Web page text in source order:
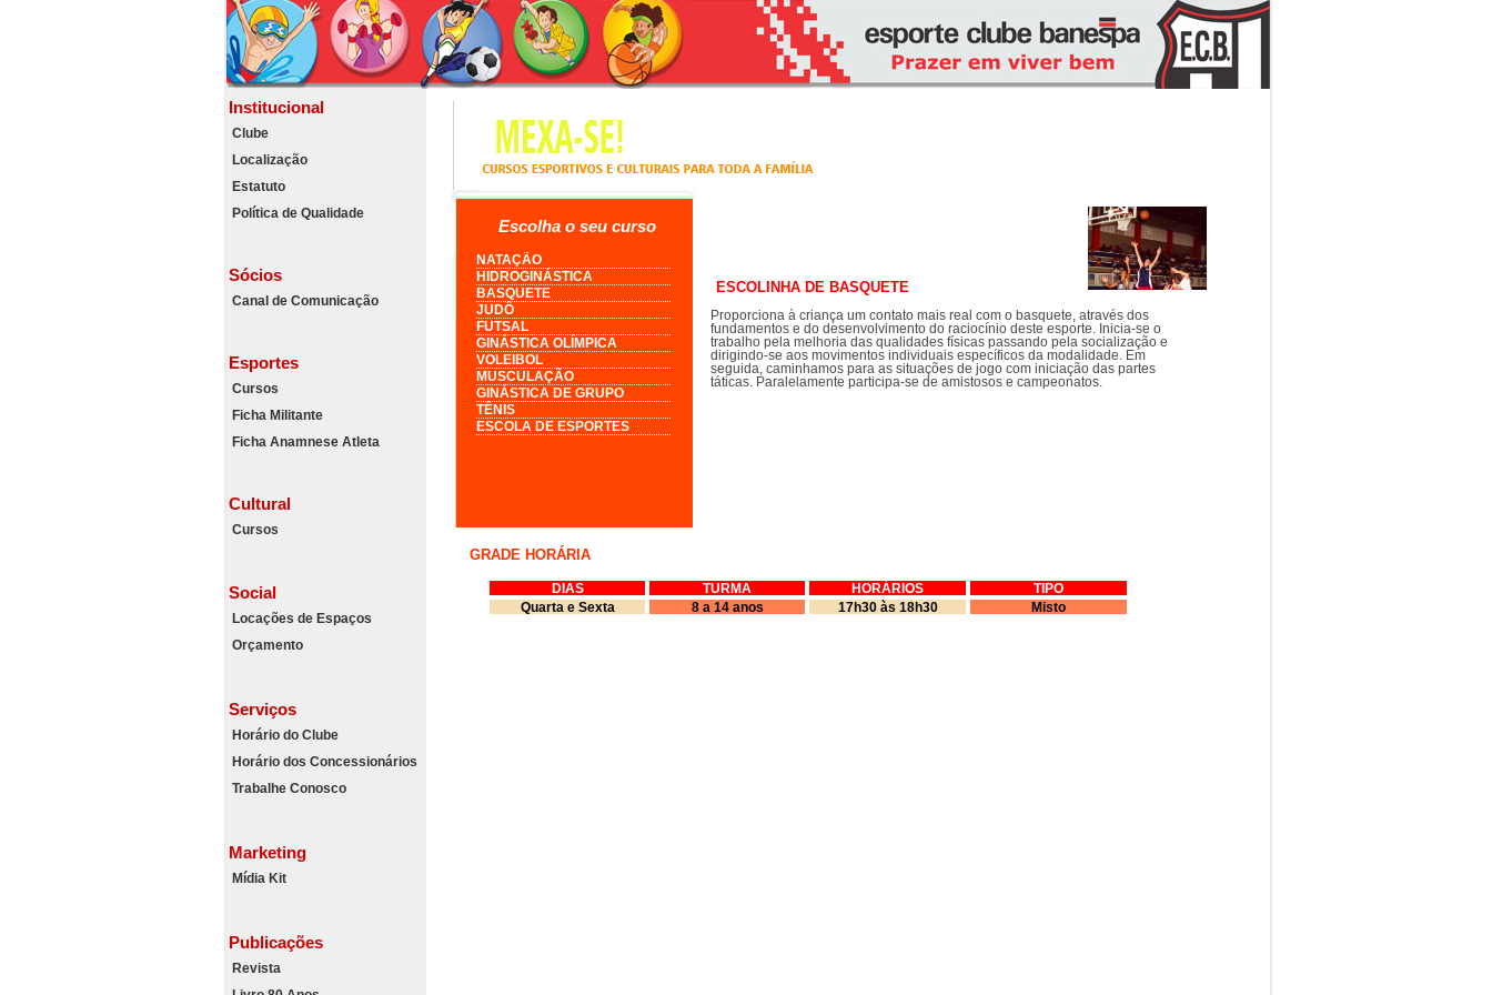
Institucional
Clube
Localização
Estatuto
Política de Qualidade
Sócios
Canal de Comunicação
Esportes
Cursos
Ficha Militante
Ficha Anamnese Atleta
Cultural
Cursos
Social
Locações de Espaços
Orçamento
Serviços
Horário do Clube
Horário dos Concessionários
Trabalhe Conosco
Marketing
Mídia Kit
Publicações
Revista
Escolha o seu curso
NATAÇÃO
HIDROGINÁSTICA
BASQUETE
JUDÔ
FUTSAL
GINÁSTICA OLÍMPICA
VOLEIBOL
MUSCULAÇÃO
GINÁSTICA DE GRUPO
TÊNIS
ESCOLA DE ESPORTES
ESCOLINHA DE BASQUETE
Proporciona à criança um contato mais real com o basquete, através dos
fundamentos e do desenvolvimento do raciocínio deste esporte. Inicia-se o
trabalho pela melhoria das qualidades físicas passando pela socialização e
dirigindo-se aos movimentos individuais específicos da modalidade. Em
seguida, caminhamos para as situações de jogo com iniciação das partes
táticas. Paralelamente participa-se de amistosos e campeonatos.
GRADE HORÁRIA
DIAS TURMA HORÁRIOS
TIPO
Quarta e Sexta
8 a 14 anos 17h30 às 18h30 Misto